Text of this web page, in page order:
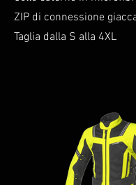
ZIP di connessione
Taglia dalla S alla 4XL